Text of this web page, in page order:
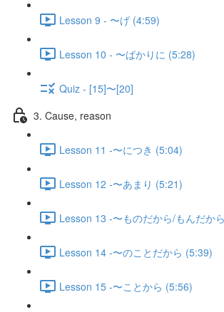
Lesson 9 - 〜げ (4:59)
Lesson 10 - 〜ばかりに (5:28)
Quiz - [15]〜[20]
3. Cause, reason
Lesson 11 -〜につき (5:04)
Lesson 12 -〜あまり (5:21)
Lesson 13 -〜ものだから/もんだか
Lesson 14 -〜のことだから (5:39)
Lesson 15 -〜ことから (5:56)